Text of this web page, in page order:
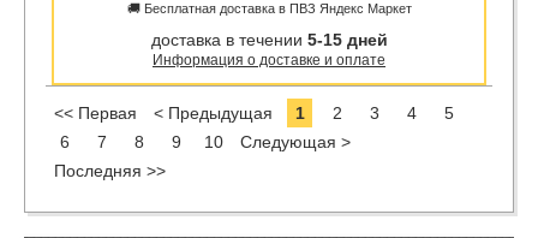
🚚 Бесплатная доставка в ПВЗ Яндекс Маркет
доставка в течении 5-15 дней
Информация о доставке и оплате
<< Первая < Предыдущая 1 2 3 4
5
6
7 8 9 10
Следующая >
Последняя >>